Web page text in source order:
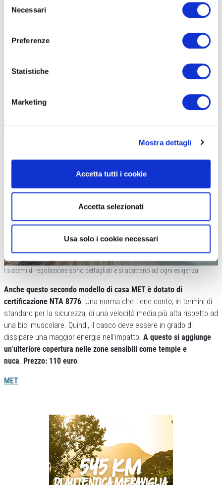
delNecessari
Preferenze
Statistiche
Marketing
Mostra dettagli
Accetta tutti i cookie
Accetta selezionati
Usa solo i cookie necessari
I sistemi di regolazione sono dettagliati e si adattano ad ogni esigenza
Anche questo secondo modello di casa MET è dotato di
certificazione NTA 8776. Una norma che tiene conto, in termini di
standard per la sicurezza, di una velocità media più alta rispetto ad
una bici muscolare. Quindi, il casco deve essere in grado di
dissipare una maggior energia nell’impatto. A questo si aggiunge
un’ulteriore copertura nelle zone sensibili come tempie e
nuca. Prezzo: 110 euro.
MET
Previous